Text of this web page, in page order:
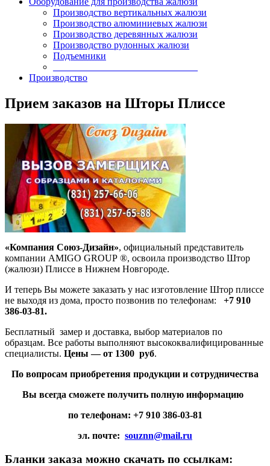
Производство вертикальных жалюзи
Производство алюминиевых жалюзи
Производство деревянных жалюзи
Производство рулонных жалюзи
Подъемники
Производство
Прием заказов на Шторы Плиссе
«Компания Союз-Дизайн», официальный представитель
компании AMIGO GROUP ®, освоила производство Штор
(жалюзи) Плиссе в Нижнем Новгороде.
И теперь Вы можете заказать у нас изготовление Штор плиссе
не выходя из дома, просто позвонив по телефонам: +7 910
386-03-81.
Бесплатный замер и доставка, выбор материалов по
образцам. Все работы выполняют высококвалифицированные
специалисты. Цены — от 1300 руб.
По вопросам приобретения продукции и сотрудничества
Вы всегда сможете получить полную информацию
по телефонам: +7 910 386-03-81
эл. почте: souznn@mail.ru
Бланки заказа можно скачать по ссылкам: